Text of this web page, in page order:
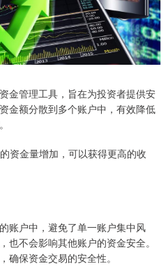
金管理工具，旨在为投资者提供安
金额分散到多个账户中，有效降低
资金量增加，可以获得更高的收
账户中，避免了单一账户集中风
也不会影响其他账户的资金安全。
确保资金交易的安全性。